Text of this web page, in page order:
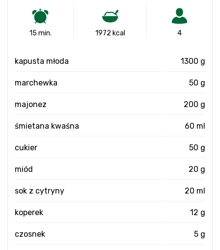
15 min. 1972 kcal 4
kapusta młoda 1300 g
marchewka 50 g
majonez 200 g
śmietana kwaśna 60 ml
cukier 50 g
miód 20 g
sok z cytryny 20 ml
koperek 12 g
czosnek 5 g